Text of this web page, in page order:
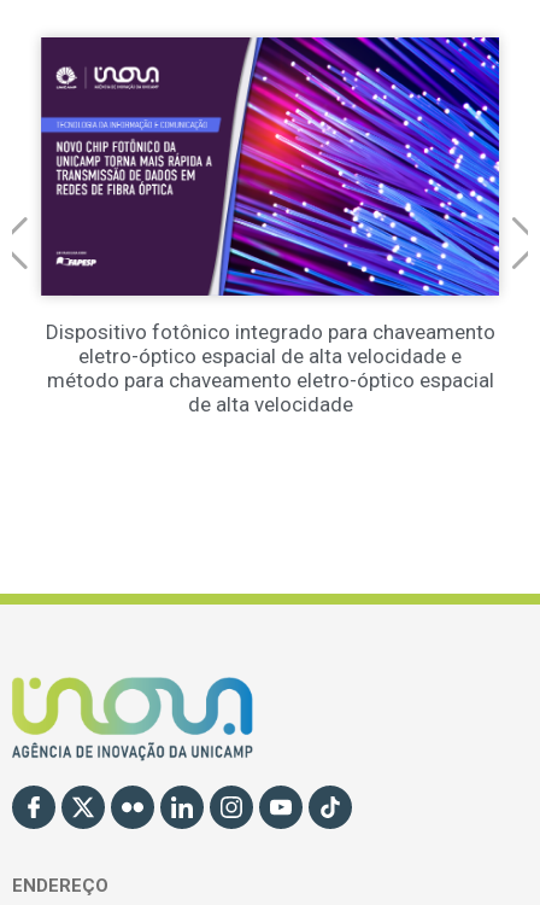
Dispositivo fotônico integrado para chaveamento
eletro-óptico espacial de alta velocidade e
método para chaveamento eletro-óptico espacial
de alta velocidade
ENDEREÇO